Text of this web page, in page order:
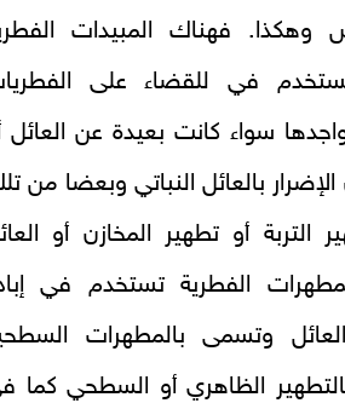
وهكذا. فهناك المبيدات
في للقضاء على
سواء كانت بعيدة عن العائل
بالعائل النباتي وبعضا من
أو تطهير المخازن أو
الفطرية تستخدم في
وتسمى بالمطهرات
الظاهري أو السطحي كما